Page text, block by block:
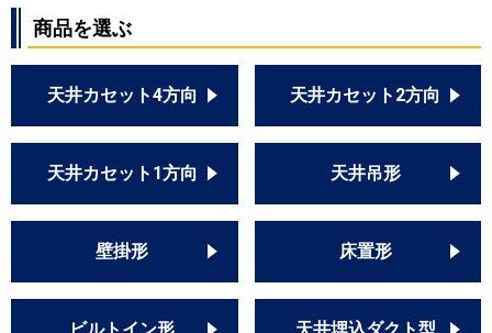
商品を選ぶ
天井カセット4方向 天井カセット2方向
天井カセット1方向 天井吊形
壁掛形 床置形